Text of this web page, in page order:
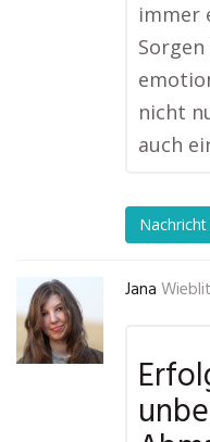
immer
nicht
auch
Jana